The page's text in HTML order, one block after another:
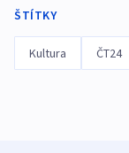
ŠTÍTKY
Kultura ČT24